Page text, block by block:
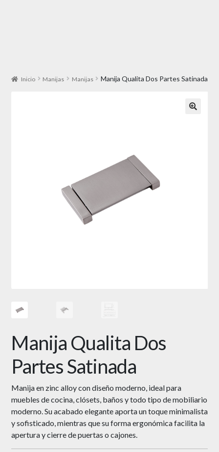
Inicio Manijas Manijas Manija Qualita Dos Partes Satinada
Manija Qualita Dos
Partes Satinada
Manija en zinc alloy con diseño moderno, ideal para
muebles de cocina, clósets, baños y todo tipo de mobiliario
moderno. Su acabado elegante aporta un toque minimalista
y sofisticado, mientras que su forma ergonómica facilita la
apertura y cierre de puertas o cajones.